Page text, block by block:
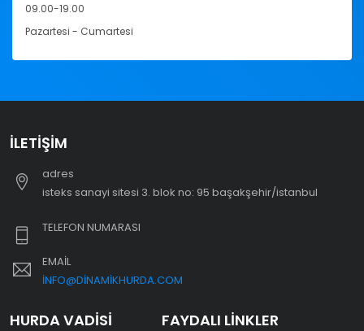
09.00-19.00
Pazartesi - Cumartesi
İLETIŞIM
adres
i̇steks sanayi sitesi 3. blok no: 95 başakşehir/i̇stanbul
TELEFON NUMARASI
EMAIL
INFO@DINAMIKHURDA.COM
HURDA VADISI FAYDALI LINKLER